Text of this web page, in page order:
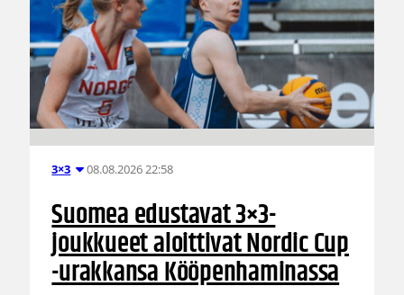
3×3 08.08.2026 22:58
Suomea edustavat 3×3-
joukkueet aloittivat Nordic Cup
-urakkansa Kööpenhaminassa